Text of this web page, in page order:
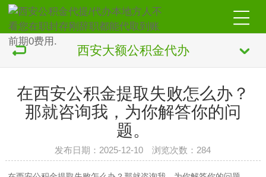
西安大额公积金代办
在西安公积金提取失败怎么办？
那就咨询我，为你解答你的问
题。
发布日期：2025-12-10 浏览次数：284